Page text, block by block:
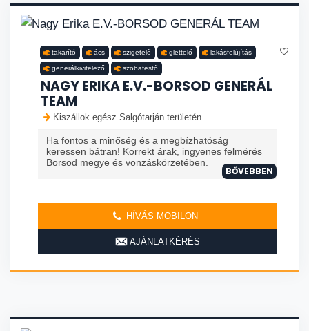
takarító ács szigetelő glettelő lakásfelújítás
generálkivitelező szobafestő
NAGY ERIKA E.V.-BORSOD GENERÁL
TEAM
Kiszállok egész Salgótarján területén
Ha fontos a minőség és a megbízhatóság
keressen bátran! Korrekt árak, ingyenes felmérés
Borsod megye és vonzáskörzetében.
BŐVEBBEN
HÍVÁS MOBILON
AJÁNLATKÉRÉS